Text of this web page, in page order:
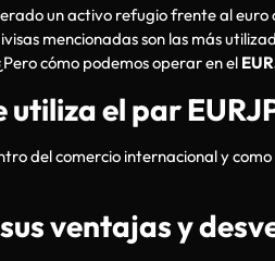
un activo refugio frente al
mencionadas son las más
cómo podemos operar en el
utiliza el par
del comercio internacional y
ventajas y